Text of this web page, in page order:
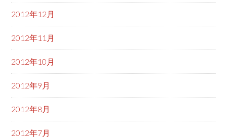
2012年12月
2012年11月
2012年10月
2012年9月
2012年8月
2012年7月